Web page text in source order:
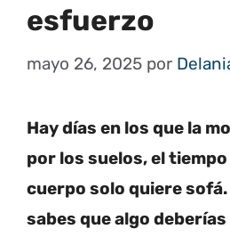
esfuerzo
mayo 26, 2025 por
Hay días en los que la
por los suelos, el tiempo
cuerpo solo quiere sofá.
sabes que algo